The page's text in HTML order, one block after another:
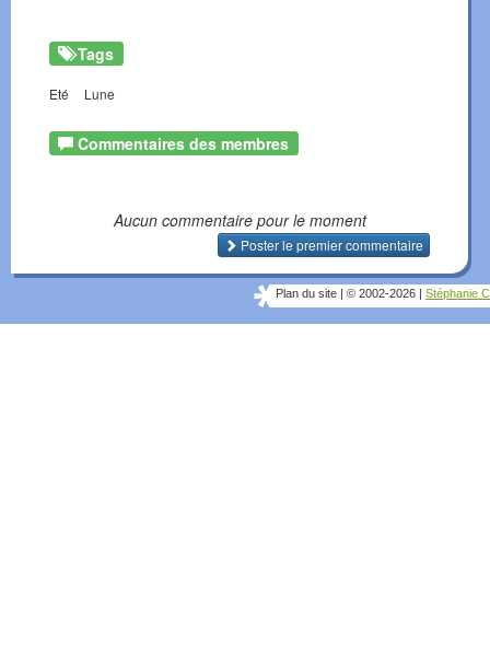
Tags
Eté Lune
Commentaires des membres
Aucun commentaire pour le moment
Poster le premier commentaire
Plan du site © 2002-2026 Stéphanie C